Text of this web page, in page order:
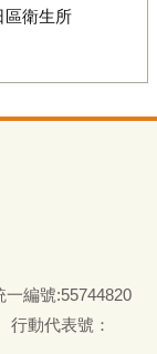
區衛生所
編號:55744820
行動代表號：